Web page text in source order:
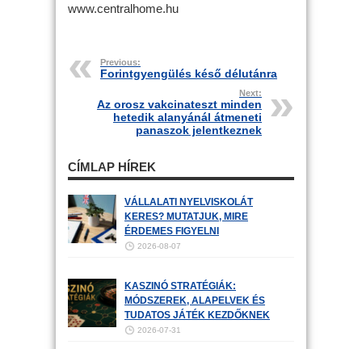
www.centralhome.hu
Previous:
Forintgyengülés késő délutánra
Next:
Az orosz vakcinateszt minden
hetedik alanyánál átmeneti
panaszok jelentkeznek
CÍMLAP HÍREK
VÁLLALATI NYELVISKOLÁT
KERES? MUTATJUK, MIRE
ÉRDEMES FIGYELNI
2026-08-07
KASZINÓ STRATÉGIÁK:
MÓDSZEREK, ALAPELVEK ÉS
TUDATOS JÁTÉK KEZDŐKNEK
2026-07-31